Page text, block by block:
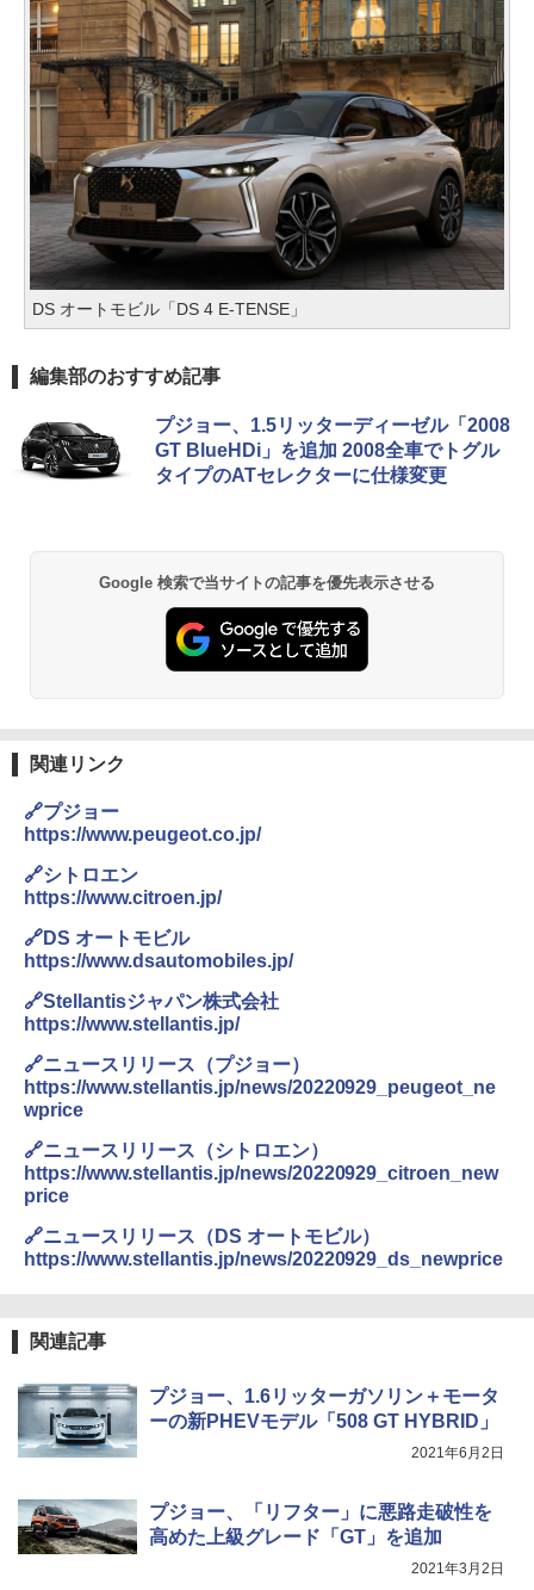
DS オートモビル「DS 4 E-TENSE」
編集部のおすすめ記事
プジョー、1.5リッターディーゼル「2008
GT BlueHDi」を追加 2008全車でトグル
タイプのATセレクターに仕様変更
Google 検索で当サイトの記事を優先表示させる
関連リンク
🔗プジョー
https://www.peugeot.co.jp/
🔗シトロエン
https://www.citroen.jp/
🔗DS オートモビル
https://www.dsautomobiles.jp/
🔗Stellantisジャパン株式会社
https://www.stellantis.jp/
🔗ニュースリリース（プジョー）
https://www.stellantis.jp/news/20220929_peugeot_ne
wprice
🔗ニュースリリース（シトロエン）
https://www.stellantis.jp/news/20220929_citroen_new
price
🔗ニュースリリース（DS オートモビル）
https://www.stellantis.jp/news/20220929_ds_newprice
関連記事
プジョー、1.6リッターガソリン＋モータ
ーの新PHEVモデル「508 GT HYBRID」
2021年6月2日
プジョー、「リフター」に悪路走破性を
高めた上級グレード「GT」を追加
2021年3月2日